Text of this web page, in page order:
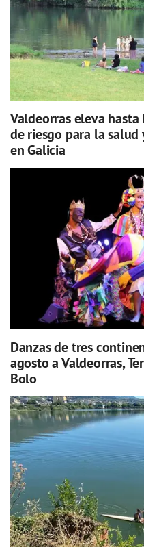
Valdeorras eleva
de riesgo para la
en Galicia
Danzas de tres
agosto a Valdeorras,
Bolo